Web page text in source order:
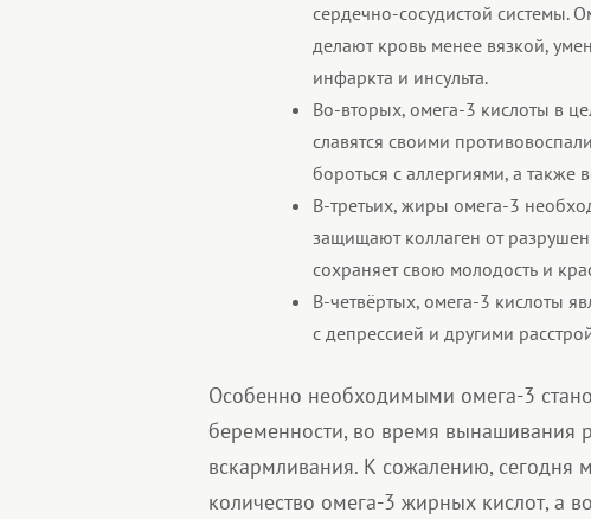
сердечно-сосудистой системы.
делают кровь менее вязкой,
инфаркта и инсульта.
Во-вторых, омега-3 кислоты в
славятся своими
бороться с аллергиями, а
В-третьих, жиры омега-3
защищают коллаген от
сохраняет свою молодость и
В-четвёртых, омега-3 кислоты
с депрессией и другими
Особенно необходимыми омега-3
беременности, во время вынашивания
вскармливания. К сожалению, сегодня
количество омега-3 жирных кислот, а